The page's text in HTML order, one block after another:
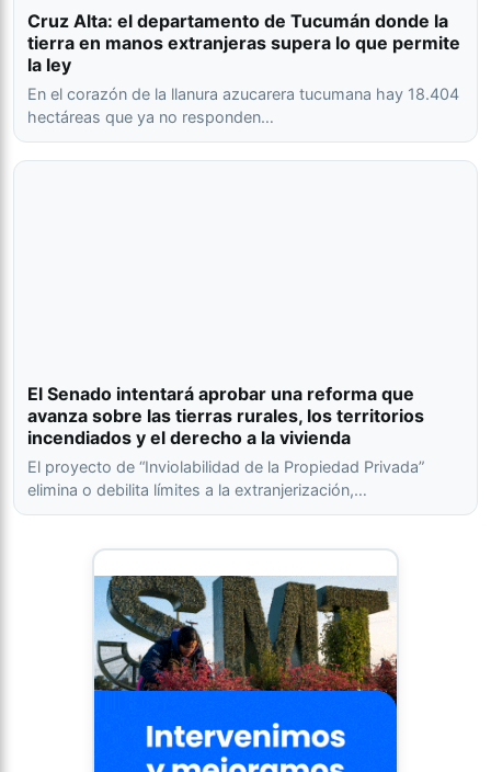
Cruz Alta: el departamento de Tucumán donde la
tierra en manos extranjeras supera lo que permite
la ley
En el corazón de la llanura azucarera tucumana hay 18.404
hectáreas que ya no responden…
El Senado intentará aprobar una reforma que
avanza sobre las tierras rurales, los territorios
incendiados y el derecho a la vivienda
El proyecto de “Inviolabilidad de la Propiedad Privada”
elimina o debilita límites a la extranjerización,…